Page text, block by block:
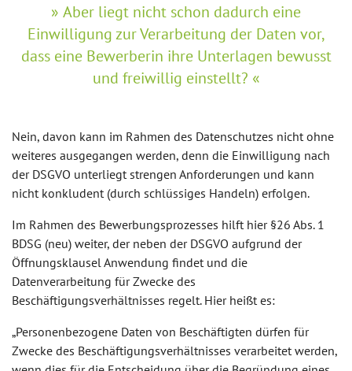
Aber liegt nicht schon dadurch eine
Einwilligung zur Verarbeitung der Daten vor,
dass eine Bewerberin ihre Unterlagen bewusst
und freiwillig einstellt?
Nein, davon kann im Rahmen des Datenschutzes nicht ohne
weiteres ausgegangen werden, denn die Einwilligung nach
der DSGVO unterliegt strengen Anforderungen und kann
nicht konkludent (durch schlüssiges Handeln) erfolgen.
Im Rahmen des Bewerbungsprozesses hilft hier §26 Abs. 1
BDSG (neu) weiter, der neben der DSGVO aufgrund der
Öffnungsklausel Anwendung findet und die
Datenverarbeitung für Zwecke des
Beschäftigungsverhältnisses regelt. Hier heißt es:
„Personenbezogene Daten von Beschäftigten dürfen für
Zwecke des Beschäftigungsverhältnisses verarbeitet werden,